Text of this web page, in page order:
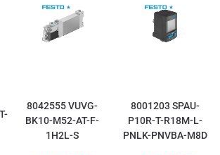
8042555 VUVG-
BK10-M52-AT-F-
1H2L-S
8001203 SPAU-
P10R-T-R18M-L-
PNLK-PNVBA-M8D